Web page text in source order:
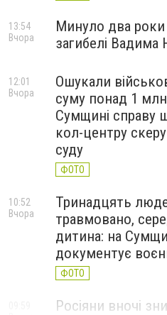
Минуло два
загибелі Вадима
13:54
Вчора
Ошукали
суму понад 1
Сумщині справу
кол-центру
суду
ФОТО
12:01
Вчора
Тринадцять
травмовано,
дитина: на
документує
ФОТО
10:52
Вчора
Росіяни вночі